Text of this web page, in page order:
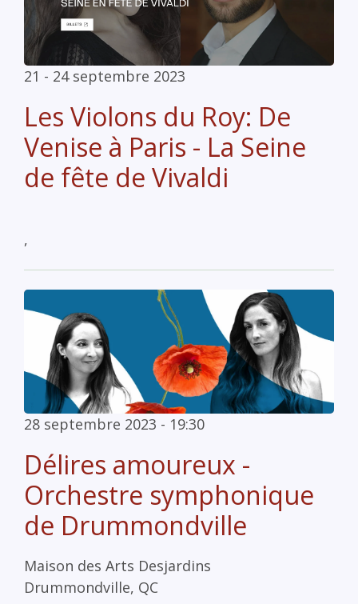
21 - 24 septembre 2023
Les Violons du Roy: De
Venise à Paris - La Seine
de fête de Vivaldi
,
28 septembre 2023 - 19:30
Délires amoureux -
Orchestre symphonique
de Drummondville
Maison des Arts Desjardins
Drummondville, QC